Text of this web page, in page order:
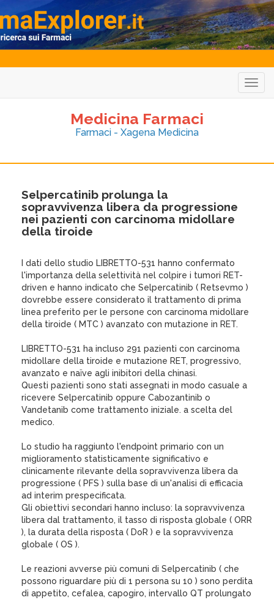
Medicina Farmaci
Farmaci - Xagena Medicina
Selpercatinib prolunga la
sopravvivenza libera da progressione
nei pazienti con carcinoma midollare
della tiroide
I dati dello studio LIBRETTO-531 hanno confermato
l'importanza della selettività nel colpire i tumori RET-
driven e hanno indicato che Selpercatinib ( Retsevmo )
dovrebbe essere considerato il trattamento di prima
linea preferito per le persone con carcinoma midollare
della tiroide ( MTC ) avanzato con mutazione in RET.
LIBRETTO-531 ha incluso 291 pazienti con carcinoma
midollare della tiroide e mutazione RET, progressivo,
avanzato e naïve agli inibitori della chinasi.
Questi pazienti sono stati assegnati in modo casuale a
ricevere Selpercatinib oppure Cabozantinib o
Vandetanib come trattamento iniziale. a scelta del
medico.
Lo studio ha raggiunto l'endpoint primario con un
miglioramento statisticamente significativo e
clinicamente rilevante della sopravvivenza libera da
progressione ( PFS ) sulla base di un'analisi di efficacia
ad interim prespecificata.
Gli obiettivi secondari hanno incluso: la sopravvivenza
libera dal trattamento, il tasso di risposta globale ( ORR
), la durata della risposta ( DoR ) e la sopravvivenza
globale ( OS ).
Le reazioni avverse più comuni di Selpercatinib ( che
possono riguardare più di 1 persona su 10 ) sono perdita
di appetito, cefalea, capogiro, intervallo QT prolungato